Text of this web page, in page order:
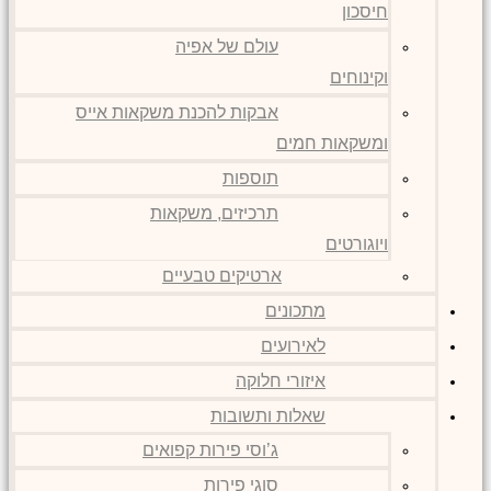
חיסכון
עולם של אפיה
וקינוחים
אבקות להכנת משקאות אייס
ומשקאות חמים
תוספות
תרכיזים, משקאות
ויוגורטים
ארטיקים טבעיים
מתכונים
לאירועים
איזורי חלוקה
שאלות ותשובות
ג’וסי פירות קפואים
סוגי פירות